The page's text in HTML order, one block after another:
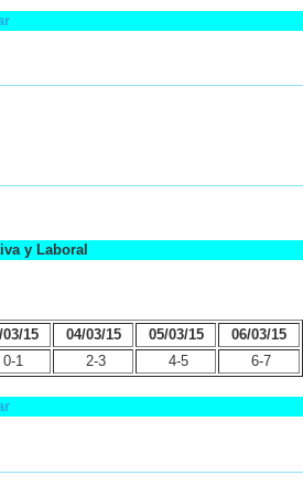
y Laboral
03/15 04/03/15 05/03/15
06/03/15
0-1 2-3 4-5 6-7